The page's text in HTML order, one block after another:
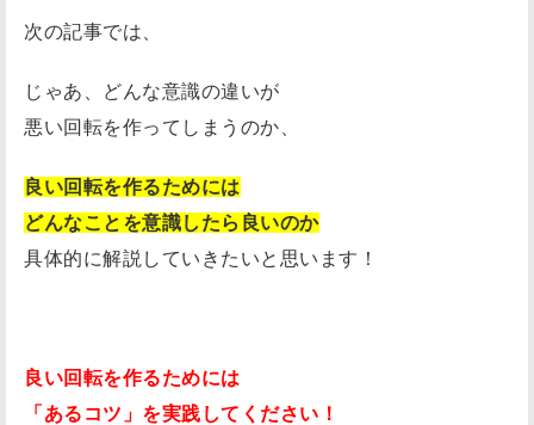
次の記事では、
じゃあ、どんな意識の違いが
悪い回転を作ってしまうのか、
良い回転を作るためには
どんなことを意識したら良いのか
具体的に解説していきたいと思います！
良い回転を作るためには
「あるコツ」を実践してください！